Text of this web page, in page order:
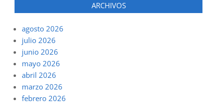
ARCHIVOS
agosto 2026
julio 2026
junio 2026
mayo 2026
abril 2026
marzo 2026
febrero 2026